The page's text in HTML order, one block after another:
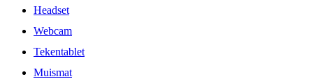
Headset
Webcam
Tekentablet
Muismat